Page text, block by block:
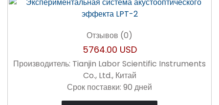
Отзывов (0)
5764.00 USD
Производитель: Tianjin Labor Scientific Instruments
Co., Ltd., Китай
Срок поставки: 90 дней